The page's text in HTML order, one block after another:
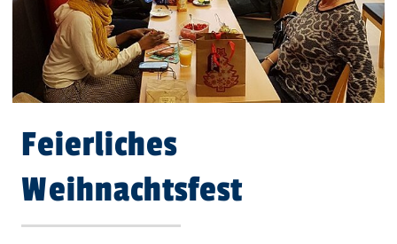
Feierliches
Weihnachtsfest